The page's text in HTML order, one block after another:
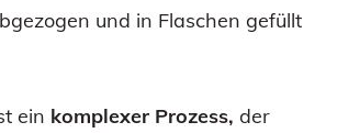
und in Flaschen gefüllt
ein komplexer Prozess, der